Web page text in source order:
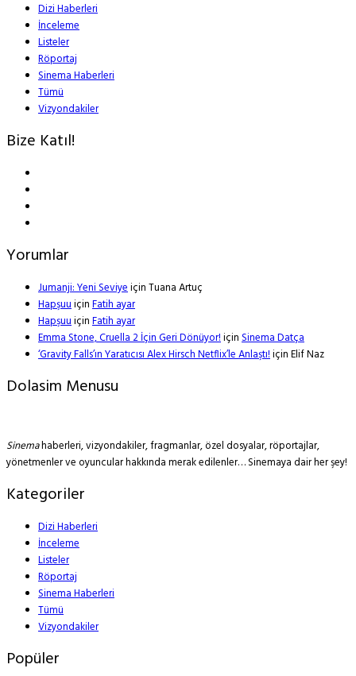
Dizi Haberleri
İnceleme
Listeler
Röportaj
Sinema Haberleri
Tümü
Vizyondakiler
Bize Katıl!
Yorumlar
Jumanji: Yeni SeviyeiçinTuana Artuç
HapşuuiçinFatih ayar
HapşuuiçinFatih ayar
Emma Stone, Cruella 2 İçin Geri Dönüyor!içinSinema Datça
‘Gravity Falls’ın Yaratıcısı Alex Hirsch Netflix’le Anlaştı!içinElif Naz
Dolasim Menusu
Sinemahaberleri, vizyondakiler, fragmanlar, özel dosyalar, röportajlar,
yönetmenler ve oyuncular hakkında merak edilenler… Sinemaya dair her şey!
Kategoriler
Dizi Haberleri
İnceleme
Listeler
Röportaj
Sinema Haberleri
Tümü
Vizyondakiler
Popüler